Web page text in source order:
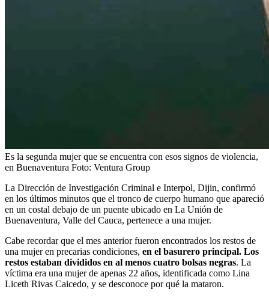
Es la segunda mujer que se encuentra con esos signos de violencia,
en Buenaventura Foto: Ventura Group
La Dirección de Investigación Criminal e Interpol, Dijin, confirmó
en los últimos minutos que el tronco de cuerpo humano que apareció
en un costal debajo de un puente ubicado en La Unión de
Buenaventura, Valle del Cauca, pertenece a una mujer.
Cabe recordar que el mes anterior fueron encontrados los restos de
una mujer en precarias condiciones, en el basurero principal. Los
restos estaban divididos en al menos cuatro bolsas negras. La
víctima era una mujer de apenas 22 años, identificada como Lina
Liceth Rivas Caicedo, y se desconoce por qué la mataron.